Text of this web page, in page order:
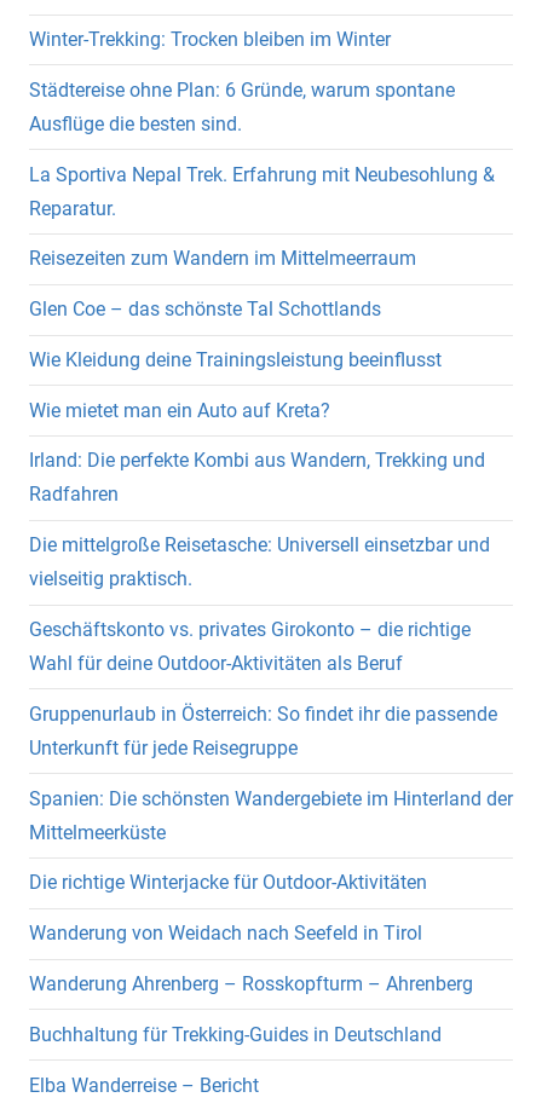
Winter-Trekking: Trocken bleiben im Winter
Städtereise ohne Plan: 6 Gründe, warum spontane
Ausflüge die besten sind.
La Sportiva Nepal Trek. Erfahrung mit Neubesohlung &
Reparatur.
Reisezeiten zum Wandern im Mittelmeerraum
Glen Coe – das schönste Tal Schottlands
Wie Kleidung deine Trainingsleistung beeinflusst
Wie mietet man ein Auto auf Kreta?
Irland: Die perfekte Kombi aus Wandern, Trekking und
Radfahren
Die mittelgroße Reisetasche: Universell einsetzbar und
vielseitig praktisch.
Geschäftskonto vs. privates Girokonto – die richtige
Wahl für deine Outdoor-Aktivitäten als Beruf
Gruppenurlaub in Österreich: So findet ihr die passende
Unterkunft für jede Reisegruppe
Spanien: Die schönsten Wandergebiete im Hinterland der
Mittelmeerküste
Die richtige Winterjacke für Outdoor-Aktivitäten
Wanderung von Weidach nach Seefeld in Tirol
Wanderung Ahrenberg – Rosskopfturm – Ahrenberg
Buchhaltung für Trekking-Guides in Deutschland
Elba Wanderreise – Bericht